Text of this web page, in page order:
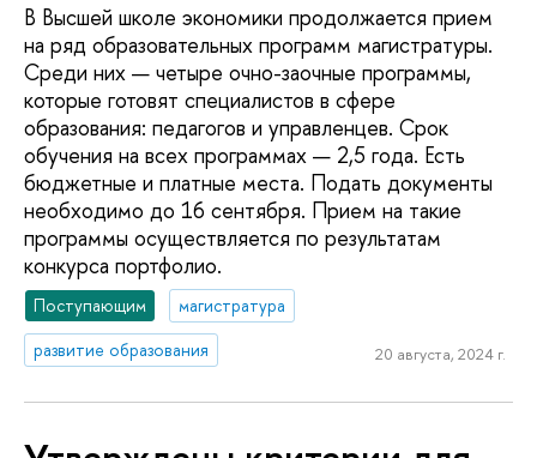
В Высшей школе экономики продолжается прием
на ряд образовательных программ магистратуры.
Среди них — четыре очно-заочные программы,
которые готовят специалистов в сфере
образования: педагогов и управленцев. Срок
обучения на всех программах — 2,5 года. Есть
бюджетные и платные места. Подать документы
необходимо до 16 сентября. Прием на такие
программы осуществляется по результатам
конкурса портфолио.
Поступающим
магистратура
развитие образования
20 августа, 2024 г.